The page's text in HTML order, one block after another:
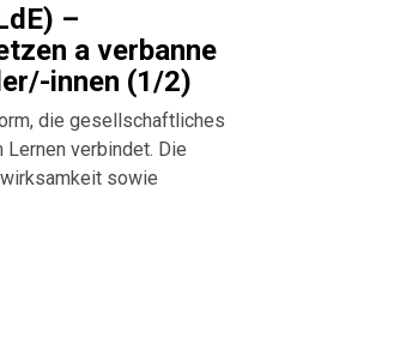
–
a verbanne
innen (1/2)
die gesellschaftliches
Lernen verbindet. Die
sowie